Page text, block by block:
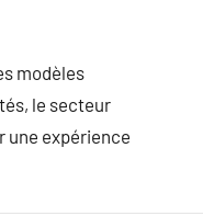
modèles
le secteur
une expérience